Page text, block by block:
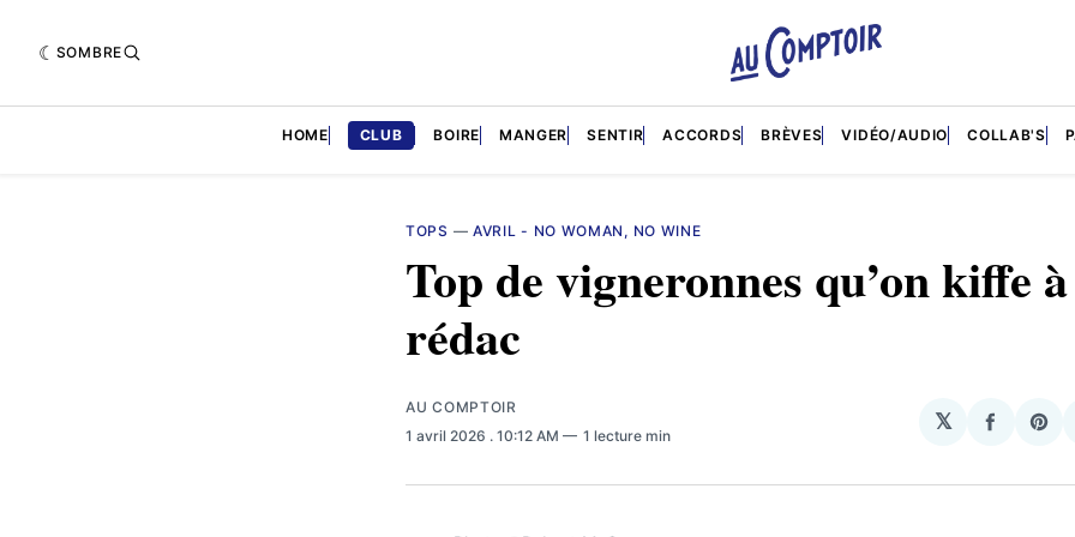
SOMBRE
HOME CLUB BOIRE MANGER SENTIR ACCORDS BRÈVES VIDÉO/AUDIO COLLAB'S
TOPS — AVRIL - NO WOMAN, NO WINE
Top de vigneronnes qu’on kiffe
rédac
AU COMPTOIR
1 avril 2026 . 10:12 AM 1 lecture min
𝕏